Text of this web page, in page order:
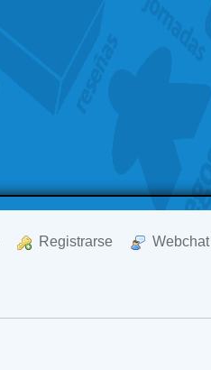
Registrarse Webchat